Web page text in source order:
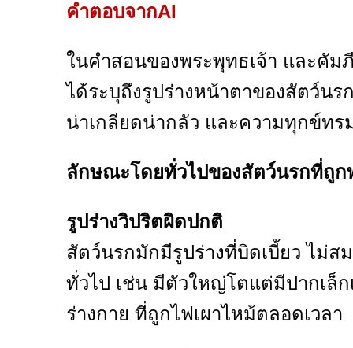
คำตอบจากAI
ในคำสอนของพระพุทธเจ้า และคัม
ได้ระบุถึงรูปร่างหน้าตาของสัตว์น
น่าเกลียดน่ากลัว และความทุกข์ท
ลักษณะโดยทั่วไปของสัตว์นรกที่ถู
รูปร่างวิปริตผิดปกติ
สัตว์นรกมักมีรูปร่างที่บิดเบี้ยว ไม่
ทั่วไป เช่น มีตัวใหญ่โตแต่มีปากเล็
ร่างกาย ที่ถูกไฟเผาไหม้ตลอดเวลา